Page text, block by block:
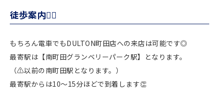
徒歩案内🚶‍♂️
もちろん電車でもDULTON町田店への来店は可能です◎
最寄駅は【南町田グランベリーパーク駅】となります。
（⚠︎以前の南町田駅となります。）
最寄駅からは10〜15分ほどで到着します👏